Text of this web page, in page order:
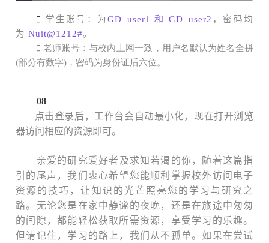
 学生账号：为GD_user1 和 GD_user2 ，密码均
为Nuit@1212#。
 老师账号：与校内上网一致，用户名默认为姓名全拼
(部分有数字)，密码为身份证后六位。
08
点击登录后，工作台会自动最小化，现在打开浏览
器访问相应的资源即可。
亲爱的研究爱好者及求知若渴的你，随着这篇指
引的尾声，我们衷心希望您能顺利掌握校外访问电子
资源的技巧，让知识的光芒照亮您的学习与研究之
路。无论您是在家中静谧的夜晚，还是在旅途中匆匆
的间隙，都能轻松获取所需资源，享受学习的乐趣。
但请记住，学习的路上，我们从不孤单。如果在尝试